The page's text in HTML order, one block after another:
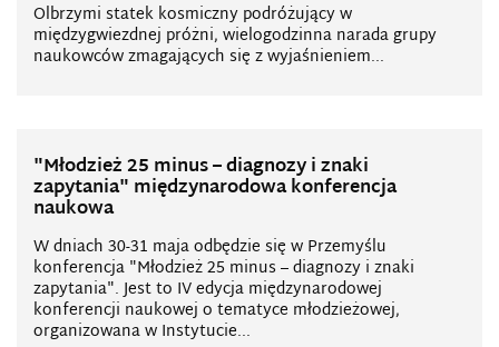
Olbrzymi statek kosmiczny podróżujący w
międzygwiezdnej próżni, wielogodzinna narada grupy
naukowców zmagających się z wyjaśnieniem...
"Młodzież 25 minus – diagnozy i znaki
zapytania" międzynarodowa konferencja
naukowa
W dniach 30-31 maja odbędzie się w Przemyślu
konferencja "Młodzież 25 minus – diagnozy i znaki
zapytania". Jest to IV edycja międzynarodowej
konferencji naukowej o tematyce młodzieżowej,
organizowana w Instytucie...